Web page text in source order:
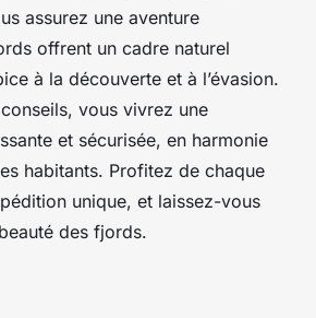
assurez une aventure
offrent un cadre naturel
à la découverte et à l’évasion.
vous vivrez une
et sécurisée, en harmonie
habitants. Profitez de chaque
unique, et laissez-vous
des fjords.